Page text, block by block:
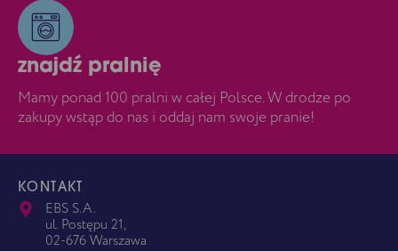
znajdź pralnię
Mamy ponad 100 pralni w całej Polsce. W drodze po
zakupy wstąp do nas i oddaj nam swoje pranie!
KONTAKT
EBS S.A.
ul. Postępu 21,
02-676 Warszawa